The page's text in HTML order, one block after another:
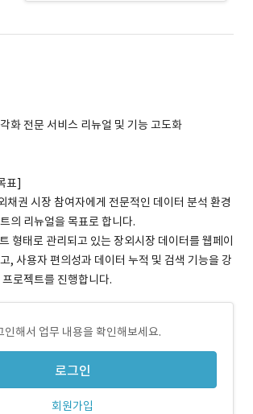
화 전문 서비스 리뉴얼 및 기능 고도화
표]
채권 시장 참여자에게 전문적인 데이터 분석 환경
의 리뉴얼을 목표로 합니다.
형태로 관리되고 있는 장외시장 데이터를 웹페이
, 사용자 편의성과 데이터 누적 및 검색 기능을 강
로젝트를 진행합니다.
인해서 업무 내용을 확인해보세요.
로그인
회원가입